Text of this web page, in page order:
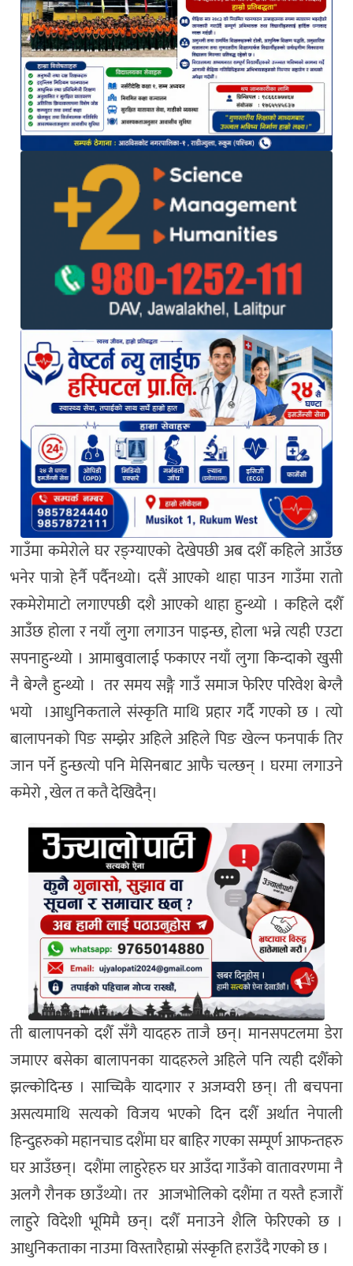
गाउँमाकमेरोलेघररङ्ग्याएकोदेखेपछीअबदशैँकहिलेआउँछ
भनेर पात्रो हेर्नै पर्दैनथ्यो। दसैं आएको थाहा पाउन गाउँमा रातो
रकमेरोमाटो लगाएपछी दशै आएको थाहा हुन्थ्यो । कहिले दशैँ
आउँछहोलारनयाँलुगालगाउनपाइन्छ,होलाभन्नेत्यहीएउटा
सपनाहुन्थ्यो । आमाबुवालाईफकाएरनयाँलुगाकिन्दाकोखुसी
नैबेग्लैहुन्थ्यो । तरसमयसङ्गैगाउँसमाजफेरिएपरिवेशबेग्लै
भयो ।आधुनिकताले संस्कृति माथि प्रहार गर्दै गएको छ । त्यो
बालापनकोपिङसम्झेरअहिलेअहिलेपिङखेल्नफनपार्कतिर
जानपर्नेहुन्छत्योपनिमेसिनबाटआफैचल्छन् । घरमालगाउने
कमेरो,खेलतकतैदेखिदैन्।
ती बालापनको दशैँ सँगै यादहरु ताजै छन्। मानसपटलमा डेरा
जमाएर बसेका बालापनका यादहरुले अहिले पनि त्यही दशैँको
झल्कोदिन्छ । साच्चिकै यादगार र अजम्वरी छन्। ती बचपना
असत्यमाथि सत्यको विजय भएको दिन दशैँ अर्थात नेपाली
हिन्दुहरुकोमहानचाडदशैंमाघरबाहिरगएकासम्पूर्णआफन्तहरु
घरआउँछन्। दशैंमालाहुरेहरुघरआउँदागाउँकोवातावरणमानै
अलगैरौनकछाउँथ्यो। तर आजभोलिकोदशैंमातयस्तैहजारौं
लाहुरे विदेशी भूमिमै छन्। दशैँ मनाउने शैलि फेरिएको छ ।
आधुनिकताकानाउमाविस्तारैहाम्रोसंस्कृतिहराउँदैगएकोछ ।